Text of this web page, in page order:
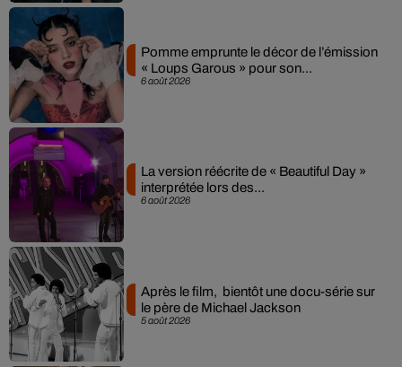
6 août 2026
Pomme emprunte le décor de l’émission
« Loups Garous » pour son...
6 août 2026
La version réécrite de « Beautiful Day »
interprétée lors des...
5 août 2026
Après le film, bientôt une docu-série sur
le père de Michael Jackson